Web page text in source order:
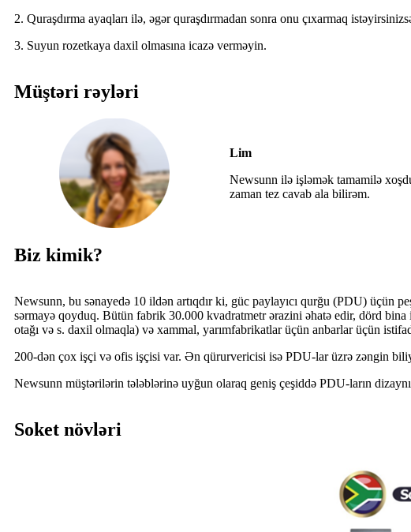
2. Quraşdırma ayaqları ilə, əgər quraşdırmadan sonra onu çıxarmaq
3. Suyun rozetkaya daxil olmasına icazə verməyin.
Müştəri rəyləri
Lim
Newsunn ilə işləmək tamamilə
zaman tez cavab ala bilirəm.
Biz kimik?
Newsunn, bu sənayedə 10 ildən artıqdır ki, güc paylayıcı qurğu (PDU) üçün
sərmayə qoyduq. Bütün fabrik 30.000 kvadratmetr ərazini əhatə edir, dörd bina
otağı və s. daxil olmaqla) və xammal, yarımfabrikatlar üçün anbarlar üçün
200-dən çox işçi və ofis işçisi var. Ən qürurvericisi isə PDU-lar üzrə zəngin
Newsunn müştərilərin tələblərinə uyğun olaraq geniş çeşiddə PDU-ların
Soket növləri